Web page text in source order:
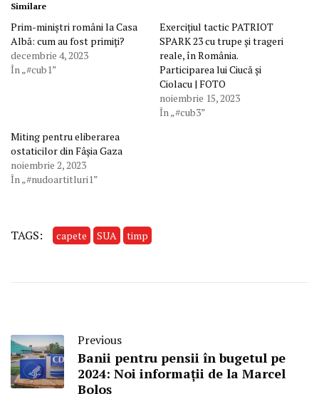
Similare
Prim-miniștri români la Casa
Albă: cum au fost primiți?
decembrie 4, 2023
În „#cub1”
Exercițiul tactic PATRIOT
SPARK 23 cu trupe și trageri
reale, în România.
Participarea lui Ciucă și
Ciolacu | FOTO
noiembrie 15, 2023
În „#cub3”
Miting pentru eliberarea
ostaticilor din Fâșia Gaza
noiembrie 2, 2023
În „#nudoartitluri1”
TAGS: capete SUA timp
Previous
Banii pentru pensii în bugetul pe
2024: Noi informații de la Marcel
Boloș